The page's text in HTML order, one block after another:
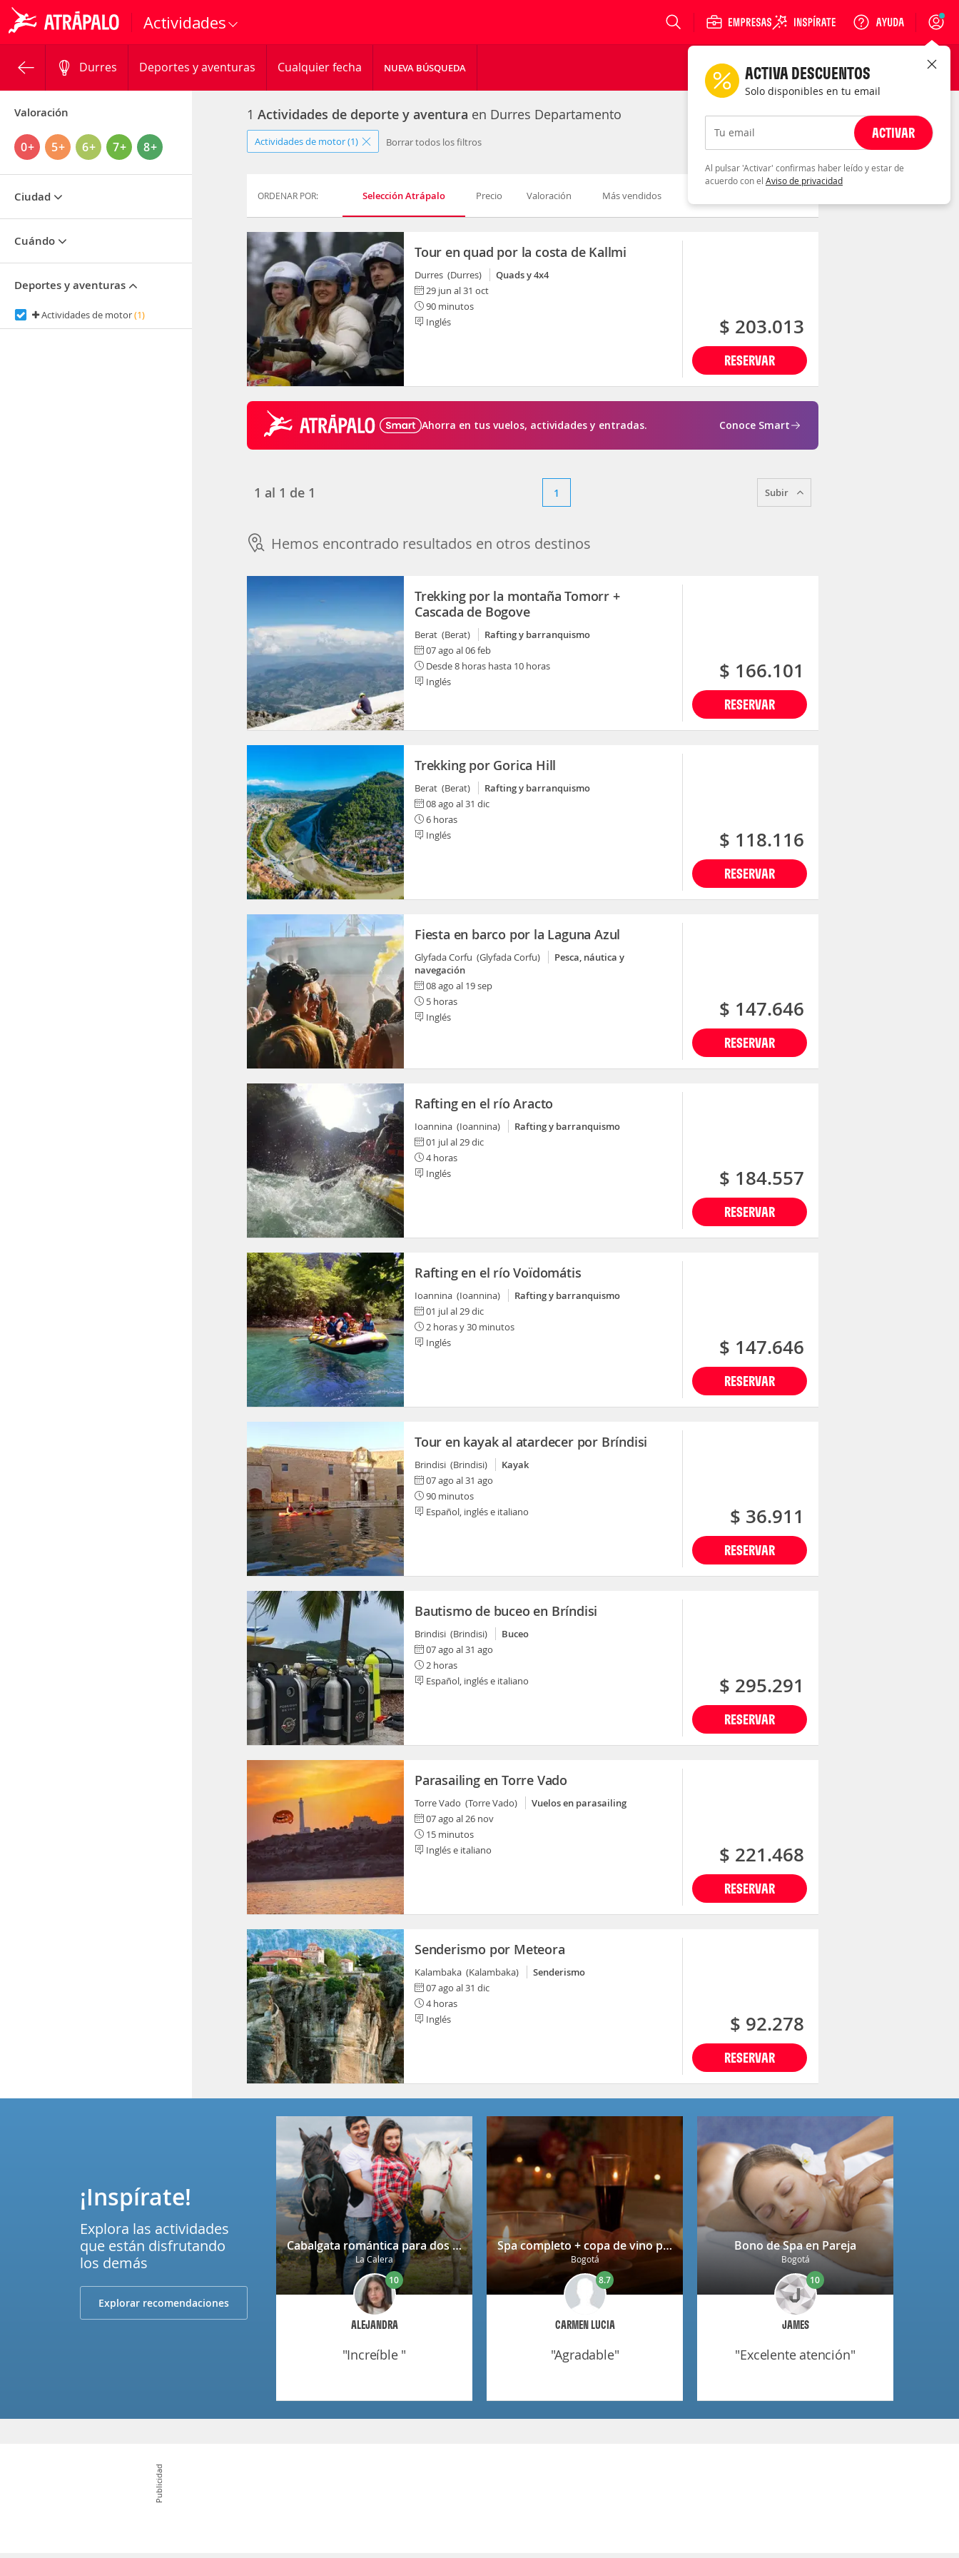
Actividades Login
Durres Deportes y aventuras Cualquier fecha NUEVA BÚSQUEDA
Valoración
0+ 5+ 6+ 7+ 8+
Ciudad
Cuándo
Deportes y aventuras
Actividades de motor(1)
1 Actividades de deporte y aventura en Durres Departamento
Actividades de motor (1) Borrar todos los filtros
ORDENAR POR: Selección Atrápalo Precio Valoración Más vendidos
Tour en quad por la costa de Kallmi
Durres (Durres)
Quads y 4x4
29 jun al 31 oct
90 minutos
Inglés
RESERVAR
$ 203.013
Ahorra en tus vuelos, actividades y entradas. Conoce Smart
1 al 1 de 1 1 Subir
Hemos encontrado resultados en otros destinos
Trekking por la montaña Tomorr +
Cascada de Bogove
Berat (Berat)
Rafting y barranquismo
07 ago al 06 feb
Desde 8 horas hasta 10 horas
Inglés
RESERVAR
$ 166.101
Trekking por Gorica Hill
Berat (Berat)
Rafting y barranquismo
08 ago al 31 dic
6 horas
Inglés
RESERVAR
$ 118.116
Fiesta en barco por la Laguna Azul
Glyfada Corfu (Glyfada Corfu)
Pesca, náutica y
navegación
08 ago al 19 sep
5 horas
Inglés
RESERVAR
$ 147.646
Rafting en el río Aracto
Ioannina (Ioannina)
Rafting y barranquismo
01 jul al 29 dic
4 horas
Inglés
RESERVAR
$ 184.557
Rafting en el río Voïdomátis
Ioannina (Ioannina)
Rafting y barranquismo
01 jul al 29 dic
2 horas y 30 minutos
Inglés
RESERVAR
$ 147.646
Tour en kayak al atardecer por Bríndisi
Brindisi (Brindisi)
Kayak
07 ago al 31 ago
90 minutos
Español, inglés e italiano
RESERVAR
$ 36.911
Bautismo de buceo en Bríndisi
Brindisi (Brindisi)
Buceo
07 ago al 31 ago
2 horas
Español, inglés e italiano
RESERVAR
$ 295.291
Parasailing en Torre Vado
Torre Vado (Torre Vado)
Vuelos en parasailing
07 ago al 26 nov
15 minutos
Inglés e italiano
RESERVAR
$ 221.468
Senderismo por Meteora
Kalambaka (Kalambaka)
Senderismo
07 ago al 31 dic
4 horas
Inglés
RESERVAR
$ 92.278
Cabalgata romántica para dos en La Calera con decoración
La Calera
ALEJANDRA
10
"increíble "
Spa completo + copa de vino para 2 personas en Niza
Bogotá
CARMEN LUCIA
8.7
"agradable"
Bono de Spa en Pareja
Bogotá
JAMES
10
"excelente atención"
¡Inspírate!
Explora las actividades
que están disfrutando
los demás
Explorar recomendaciones
Publicidad
ACTIVA DESCUENTOS
Solo disponibles en tu email
Tu email ACTIVAR
Al pulsar 'Activar' confirmas haber leído y estar de
acuerdo con el Aviso de privacidad